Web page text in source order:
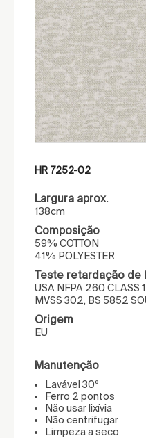
HR 7252-02
Largura aprox.
138cm
Composição
59% COTTON
41% POLYESTER
Teste retardação de
USA NFPA 260 CLASS
MVSS 302, BS 5852
Origem
EU
Manutenção
Lavável 30º
Ferro 2 pontos
Não usar lixívia
Não centrifugar
Limpeza a seco